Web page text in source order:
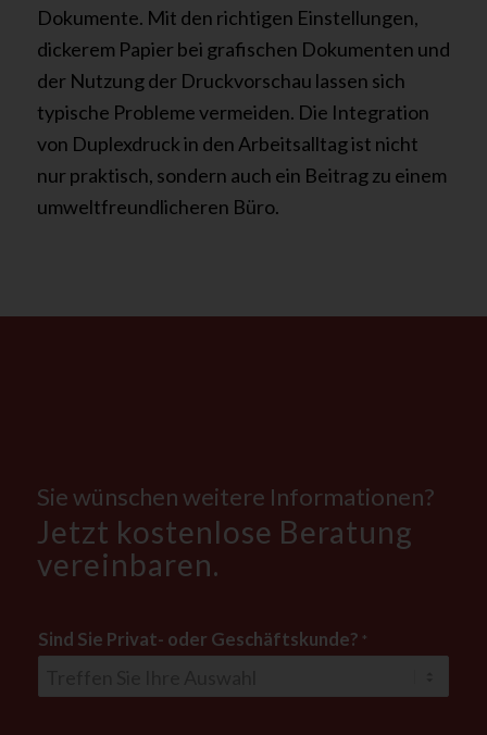
Dokumente. Mit den richtigen Einstellungen,
dickerem Papier bei grafischen Dokumenten und
der Nutzung der Druckvorschau lassen sich
typische Probleme vermeiden. Die Integration
von Duplexdruck in den Arbeitsalltag ist nicht
nur praktisch, sondern auch ein Beitrag zu einem
umweltfreundlicheren Büro.
Sie wünschen weitere Informationen?
Jetzt kostenlose Beratung
vereinbaren.
Sind Sie Privat- oder Geschäftskunde? *